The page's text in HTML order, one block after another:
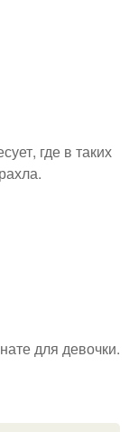
где в таких
для девочки.